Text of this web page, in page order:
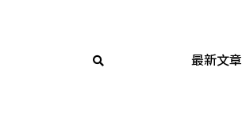
最新文章